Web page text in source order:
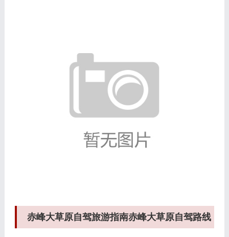
赤峰大草原自驾旅游指南赤峰大草原自驾路线